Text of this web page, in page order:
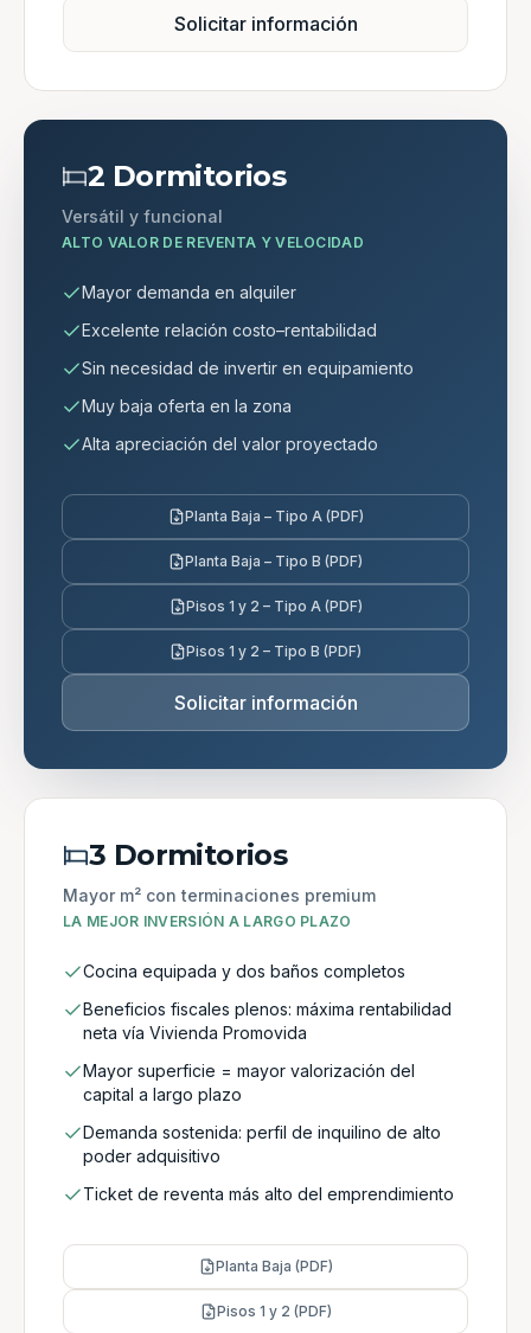
Solicitar información
2 Dormitorios
Versátil y funcional
ALTO VALOR DE REVENTA Y VELOCIDAD
Mayor demanda en alquiler
Excelente relación costo–rentabilidad
Sin necesidad de invertir en equipamiento
Muy baja oferta en la zona
Alta apreciación del valor proyectado
Planta Baja – Tipo A (PDF)
Planta Baja – Tipo B (PDF)
Pisos 1 y 2 – Tipo A (PDF)
Pisos 1 y 2 – Tipo B (PDF)
Solicitar información
3 Dormitorios
Mayor m² con terminaciones premium
LA MEJOR INVERSIÓN A LARGO PLAZO
Cocina equipada y dos baños completos
Beneficios fiscales plenos: máxima rentabilidad
neta vía Vivienda Promovida
Mayor superficie = mayor valorización del
capital a largo plazo
Demanda sostenida: perfil de inquilino de alto
poder adquisitivo
Ticket de reventa más alto del emprendimiento
Planta Baja (PDF)
Pisos 1 y 2 (PDF)